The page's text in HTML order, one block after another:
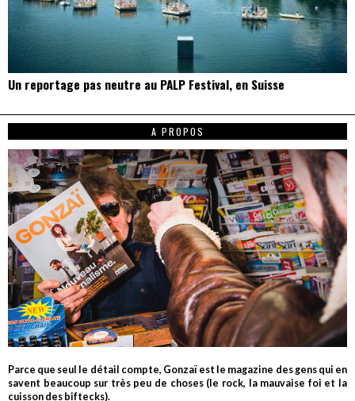
Un reportage pas neutre au PALP Festival, en Suisse
A PROPOS
Parce que seul le détail compte, Gonzaï est le magazine des gens qui en
savent beaucoup sur très peu de choses (le rock, la mauvaise foi et la
cuisson des biftecks).